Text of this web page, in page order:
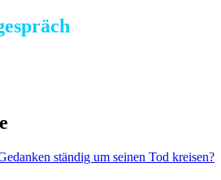
ständig um seinen Tod kreisen?